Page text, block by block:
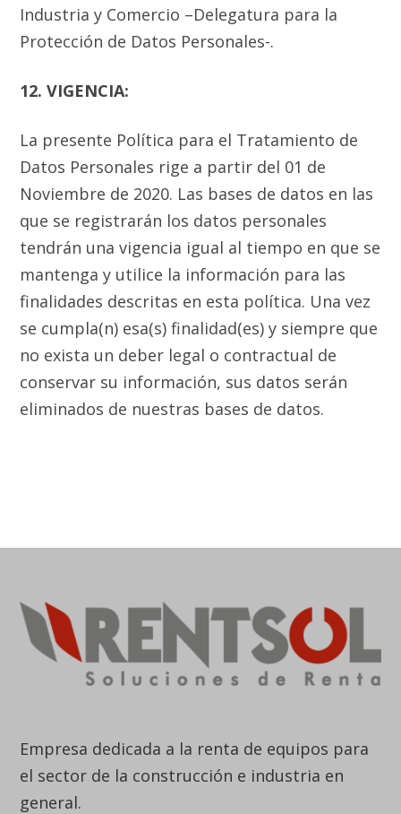
Industria y Comercio –Delegatura para la
Protección de Datos Personales-.
12. VIGENCIA:
La presente Política para el Tratamiento de
Datos Personales rige a partir del 01 de
Noviembre de 2020. Las bases de datos en las
que se registrarán los datos personales
tendrán una vigencia igual al tiempo en que se
mantenga y utilice la información para las
finalidades descritas en esta política. Una vez
se cumpla(n) esa(s) finalidad(es) y siempre que
no exista un deber legal o contractual de
conservar su información, sus datos serán
eliminados de nuestras bases de datos.
Empresa dedicada a la renta de equipos para
el sector de la construcción e industria en
general.